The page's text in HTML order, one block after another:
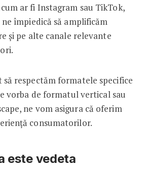
ar fi Instagram sau TikTok,
împiedică să amplificăm
și pe alte canale relevante
respectăm formatele specifice
vorba de formatul vertical sau
ne vom asigura că oferim
consumatorilor.
este vedeta